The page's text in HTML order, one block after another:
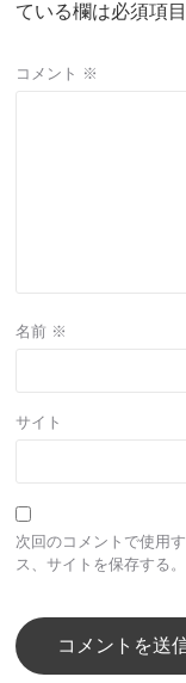
ている欄は必須項
コメント ※
名前 ※
サイト
次回のコメントで使用
ス、サイトを保存する。